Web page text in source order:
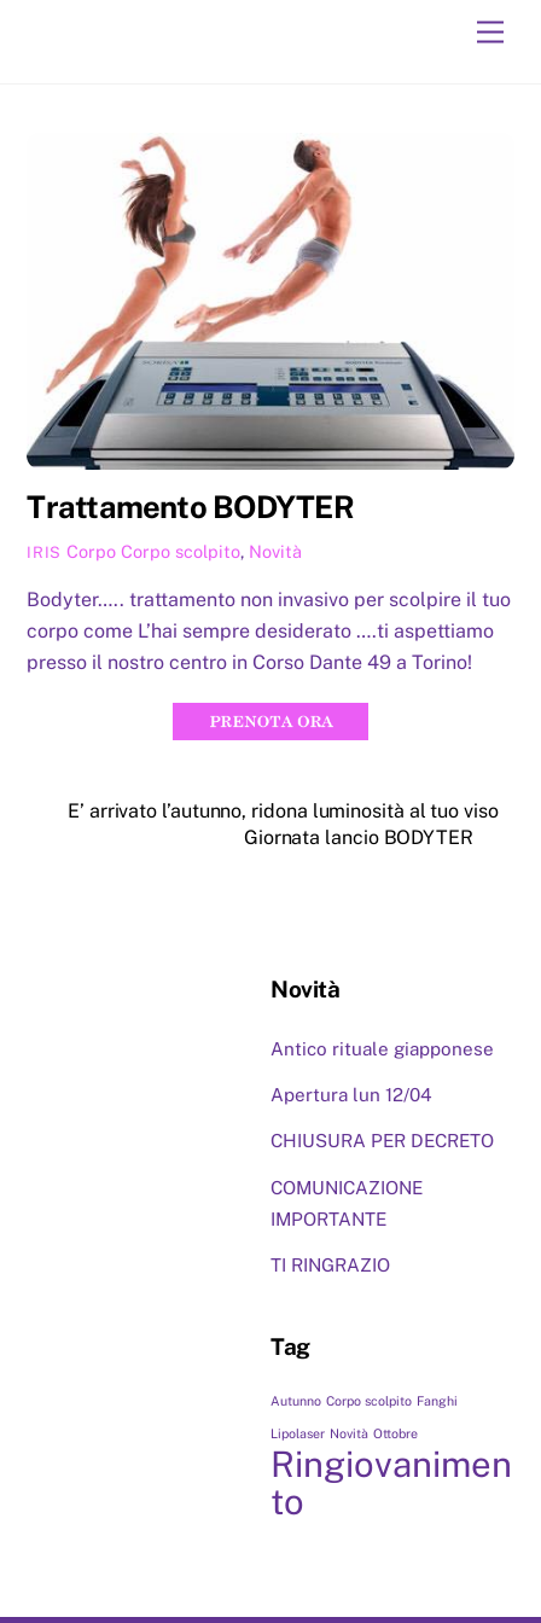
Trattamento BODYTER
IRIS Corpo Corpo scolpito, Novità
Bodyter….. trattamento non invasivo per scolpire il tuo
corpo come L’hai sempre desiderato ….ti aspettiamo
presso il nostro centro in Corso Dante 49 a Torino!
E’ arrivato l’autunno, ridona luminosità al tuo viso
Giornata lancio BODYTER
Novità
Antico rituale giapponese
Apertura lun 12/04
CHIUSURA PER DECRETO
COMUNICAZIONE
IMPORTANTE
TI RINGRAZIO
Tag
Autunno Corpo scolpito Fanghi
Lipolaser Novità Ottobre
Ringiovanimen
to